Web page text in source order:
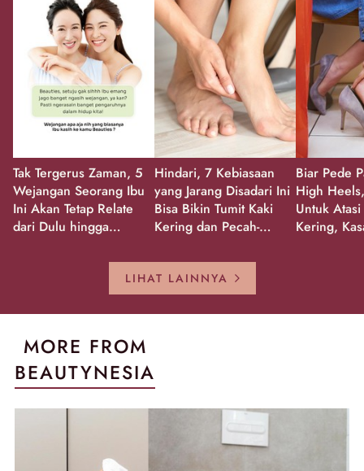
Tak Tergerus Zaman, 5
Wejangan Seorang Ibu
Ini Akan Tetap Relate
dari Dulu hingga
Hindari, 7 Kebiasaan
yang Jarang Disadari Ini
Bisa Bikin Tumit Kaki
Kering dan Pecah-
Biar Pede
High
Untuk
Kering,
LIHAT LAINNYA
MORE FROM
BEAUTYNESIA